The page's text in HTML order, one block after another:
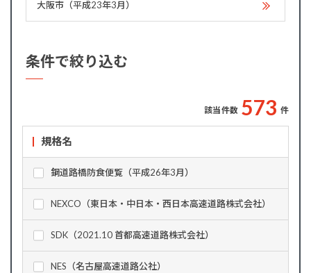
大阪市（平成23年3月）
条件で絞り込む
該当件数 573 件
規格名
鋼道路橋防食便覧（平成26年3月）
NEXCO（東日本・中日本・西日本高速道路株式会社）
SDK（2021.10 首都高速道路株式会社）
NES（名古屋高速道路公社）